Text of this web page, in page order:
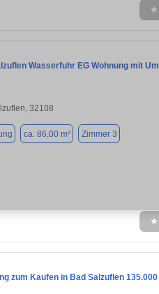
★
Wasserfuhr EG Wohnung mit
32108
ca. 86,00 m² Zimmer 3
★
zum Kaufen in Bad Salzuflen 135.000